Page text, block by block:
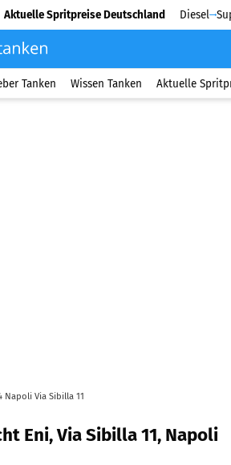
Aktuelle Spritpreise Deutschland Diesel
Tanken Wissen Tanken Aktuelle
Napoli Via Sibilla 11
Eni, Via Sibilla 11, Napoli